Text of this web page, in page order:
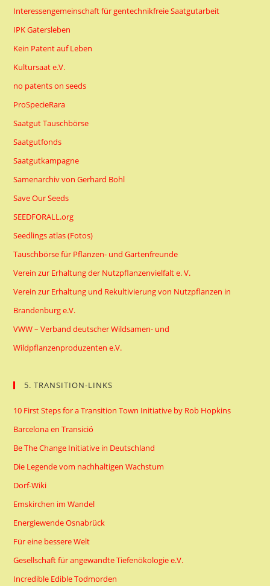
Interessengemeinschaft für gentechnikfreie Saatgutarbeit
IPK Gatersleben
Kein Patent auf Leben
Kultursaat e.V.
no patents on seeds
ProSpecieRara
Saatgut Tauschbörse
Saatgutfonds
Saatgutkampagne
Samenarchiv von Gerhard Bohl
Save Our Seeds
SEEDFORALL.org
Seedlings atlas (Fotos)
Tauschbörse für Pflanzen- und Gartenfreunde
Verein zur Erhaltung der Nutzpflanzenvielfalt e. V.
Verein zur Erhaltung und Rekultivierung von Nutzpflanzen in
Brandenburg e.V.
VWW – Verband deutscher Wildsamen- und
Wildpflanzenproduzenten e.V.
5. TRANSITION-LINKS
10 First Steps for a Transition Town Initiative by Rob Hopkins
Barcelona en Transició
Be The Change Initiative in Deutschland
Die Legende vom nachhaltigen Wachstum
Dorf-Wiki
Emskirchen im Wandel
Energiewende Osnabrück
Für eine bessere Welt
Gesellschaft für angewandte Tiefenökologie e.V.
Incredible Edible Todmorden